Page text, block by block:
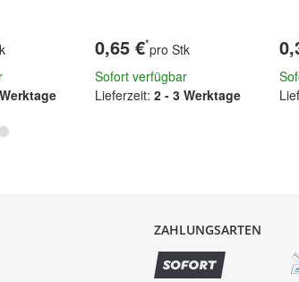
0,65 €*pro Stk
Sofort verfügbar
Lieferzeit: 2 - 3 Werktage
ZAHLUNGSARTEN